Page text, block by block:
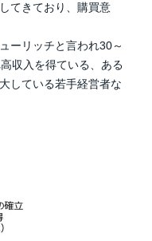
てきており、購買意
ーリッチと言われ30～
収入を得ている、ある
している若手経営者な